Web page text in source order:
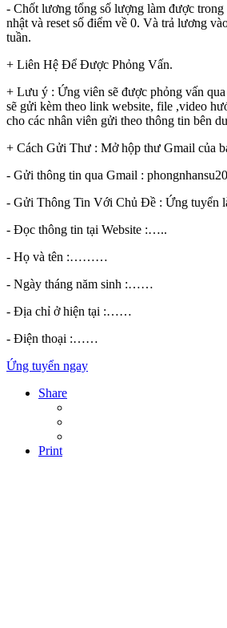
- Chốt lương tổng số lượng làm được trong
nhật và reset số điểm về 0. Và trả lương
tuần.
+ Liên Hệ Để Được Phỏng Vấn.
+ Lưu ý : Ứng viên sẽ được phỏng vấn
sẽ gửi kèm theo link website, file ,video
cho các nhân viên gửi theo thông tin bên
+ Cách Gửi Thư : Mở hộp thư Gmail của
- Gửi thông tin qua Gmail :
- Gửi Thông Tin Với Chủ Đề : Ứng tuyển
- Đọc thông tin tại Website :…..
- Họ và tên :………
- Ngày tháng năm sinh :……
- Địa chỉ ở hiện tại :……
- Điện thoại :……
Ứng tuyển ngay
Share
Print